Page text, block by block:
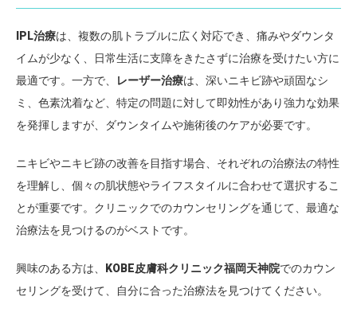
IPL治療は、複数の肌トラブルに広く対応でき、痛みやダウンタ
イムが少なく、日常生活に支障をきたさずに治療を受けたい方に
最適です。一方で、
レーザー治療は、深いニキビ跡や頑固なシ
ミ、色素沈着など、特定の問題に対して即効性があり強力な効果
を発揮しますが、ダウンタイムや施術後のケアが必要です。
ニキビやニキビ跡の改善を目指す場合、それぞれの治療法の特性
を理解し、個々の肌状態やライフスタイルに合わせて選択するこ
とが重要です。クリニックでのカウンセリングを通じて、最適な
治療法を見つけるのがベストです。
興味のある方は、 KOBE皮膚科クリニック福岡天神院でのカウン
セリングを受けて、自分に合った治療法を見つけてください。